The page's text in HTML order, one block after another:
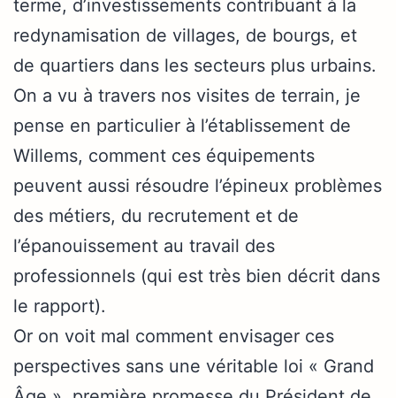
terme, d’investissements contribuant à la
redynamisation de villages, de bourgs, et
de quartiers dans les secteurs plus urbains.
On a vu à travers nos visites de terrain, je
pense en particulier à l’établissement de
Willems, comment ces équipements
peuvent aussi résoudre l’épineux problèmes
des métiers, du recrutement et de
l’épanouissement au travail des
professionnels (qui est très bien décrit dans
le rapport).
Or on voit mal comment envisager ces
perspectives sans une véritable loi « Grand